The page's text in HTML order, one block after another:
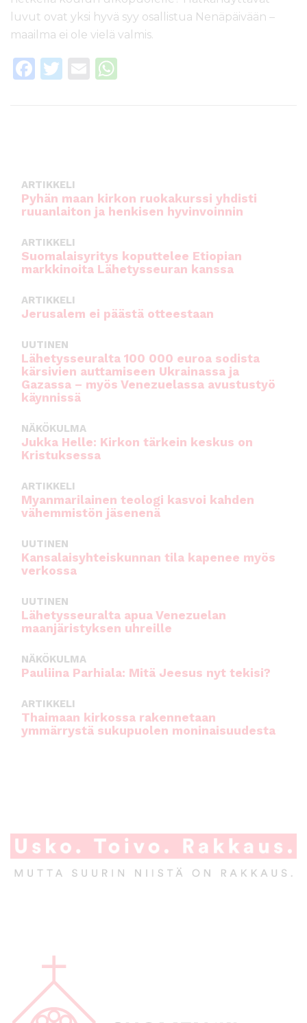
luvut ovat yksi hyvä syy osallistua Nenäpäivään –
maailma ei ole vielä valmis.
F
o
o
k
T
E
p
ARTIKKELI
Pyhän maan kirkon ruokakurssi yhdisti
ruuanlaiton ja henkisen hyvinvoinnin
ARTIKKELI
Suomalaisyritys koputtelee Etiopian
markkinoita Lähetysseuran kanssa
ARTIKKELI
Jerusalem ei päästä otteestaan
UUTINEN
Lähetysseuralta 100 000 euroa sodista
kärsivien auttamiseen Ukrainassa ja
Gazassa – myös Venezuelassa avustustyö
käynnissä
NÄKÖKULMA
Jukka Helle: Kirkon tärkein keskus on
Kristuksessa
ARTIKKELI
Myanmarilainen teologi kasvoi kahden
vähemmistön jäsenenä
UUTINEN
Kansalaisyhteiskunnan tila kapenee myös
verkossa
UUTINEN
Lähetysseuralta apua Venezuelan
maanjäristyksen uhreille
NÄKÖKULMA
Pauliina Parhiala: Mitä Jeesus nyt tekisi?
ARTIKKELI
Thaimaan kirkossa rakennetaan
ymmärrystä sukupuolen moninaisuudesta
p